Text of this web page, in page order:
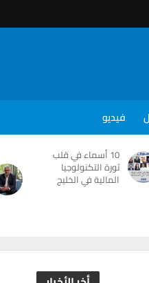
فيديو
10 أسماء في قلب
ثورة التكنولوجيا
المالية في الخليج